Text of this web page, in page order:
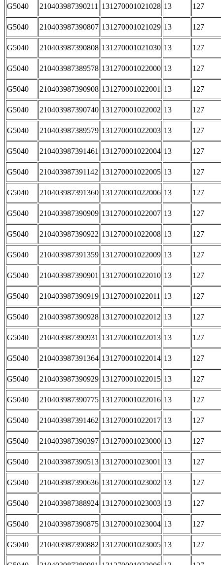
G5040 210403987390211 131270001021028 13 127
G5040 210403987390807 131270001021029 13 127
G5040 210403987390808 131270001021030 13 127
G5040 210403987389578 131270001022000 13 127
G5040 210403987390908 131270001022001 13 127
G5040 210403987390740 131270001022002 13 127
G5040 210403987389579 131270001022003 13 127
G5040 210403987391461 131270001022004 13 127
G5040 210403987391142 131270001022005 13 127
G5040 210403987391360 131270001022006 13 127
G5040 210403987390909 131270001022007 13 127
G5040 210403987390922 131270001022008 13 127
G5040 210403987391359 131270001022009 13 127
G5040 210403987390901 131270001022010 13 127
G5040 210403987390919 131270001022011 13 127
G5040 210403987390928 131270001022012 13 127
G5040 210403987390931 131270001022013 13 127
G5040 210403987391364 131270001022014 13 127
G5040 210403987390929 131270001022015 13 127
G5040 210403987390775 131270001022016 13 127
G5040 210403987391462 131270001022017 13 127
G5040 210403987390397 131270001023000 13 127
G5040 210403987390513 131270001023001 13 127
G5040 210403987390636 131270001023002 13 127
G5040 210403987388924 131270001023003 13 127
G5040 210403987390875 131270001023004 13 127
G5040 210403987390882 131270001023005 13 127